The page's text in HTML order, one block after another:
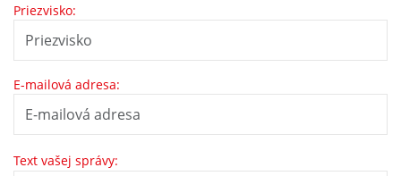
Priezvisko:
E-mailová adresa:
Text vašej správy: